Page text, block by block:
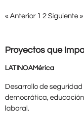
« Anterior 1 2 Siguiente »
Proyectos que
LATINOAMérica
Desarrollo de
democrática,
laboral.